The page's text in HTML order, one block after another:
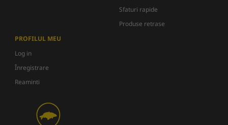
Sfaturi rapide
Produse retrase
PROFILUL MEU
Log in
Înregistrare
Reaminti